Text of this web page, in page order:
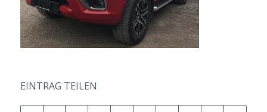
EINTRAG TEILEN